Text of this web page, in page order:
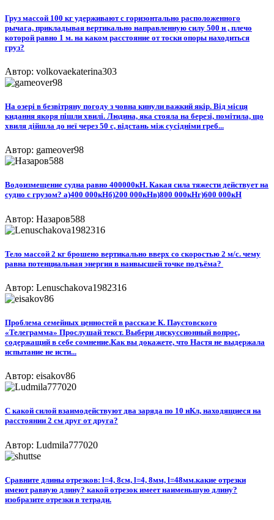
Груз массой 100 кг удерживают с горизонтально расположенного
рычага, прикладывая вертикально направленную силу 500 н , плечо
которой равно 1 м. на каком расстояние от тоски опоры находиться
груз?
Автор: volkovaekaterina303
На озері в безвітряну погоду з човна кинули важкий якір. Від місця
кидання якоря пішли хвилі. Людина, яка стояла на березі, помітила, що
хвиля дійшла до неї через 50 с, відстань між сусідніми греб...
Автор: gameover98
Водоизмещение судна равно 400000кН. Какая сила тяжести действует на
судно с грузом? а)400 000кНб)200 000кНв)800 000кНг)600 000кН​
Автор: Назаров588
Тело массой 2 кг брошено вертикально вверх со скоростью 2 м/с. чему
равна потенциальная энергия в наивысшей точке подъёма? ​
Автор: Lenuschakova1982316
Проблема семейных ценностей в рассказе К. Паустовского
«Телеграмма» Прослушай текст. Выбери дискуссионный вопрос,
содержащий в себе сомнение.Как вы докажете, что Настя не выдержала
испытание не исти...
Автор: eisakov86
С какой силой взаимодействуют два заряда по 10 нКл, находящиеся на
расстоянии 2 см друг от друга?
Автор: Ludmila777020
Сравните длины отрезков: l=4, 8см, l=4, 8мм, l=48мм.какие отрезки
имеют равную длину? какой отрезок имеет наименьшую длину?
изобразите отрезки в тетради.